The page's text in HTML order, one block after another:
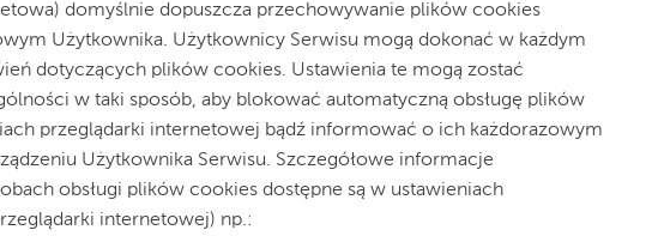
domyślnie dopuszcza przechowywanie plików cookies
Użytkownika. Użytkownicy Serwisu mogą dokonać w każdym
dotyczących plików cookies. Ustawienia te mogą zostać
w taki sposób, aby blokować automatyczną obsługę plików
przeglądarki internetowej bądź informować o ich każdorazowym
Użytkownika Serwisu. Szczegółowe informacje
obsługi plików cookies dostępne są w ustawieniach
internetowej) np.: